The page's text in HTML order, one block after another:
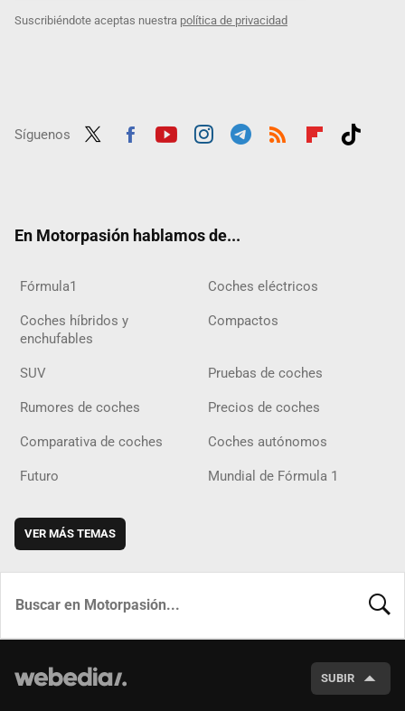
Suscribiéndote aceptas nuestra política de privacidad
Síguenos
En Motorpasión hablamos de...
Fórmula1 Coches eléctricos
Coches híbridos y
enchufables
Compactos
SUV Pruebas de coches
Rumores de coches Precios de coches
Comparativa de coches Coches autónomos
Futuro Mundial de Fórmula 1
VER MÁS TEMAS
SUBIR